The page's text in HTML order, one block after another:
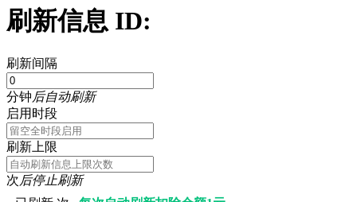
刷新信息 ID:
刷新间隔
分钟后自动刷新
启用时段
刷新上限
次后停止刷新